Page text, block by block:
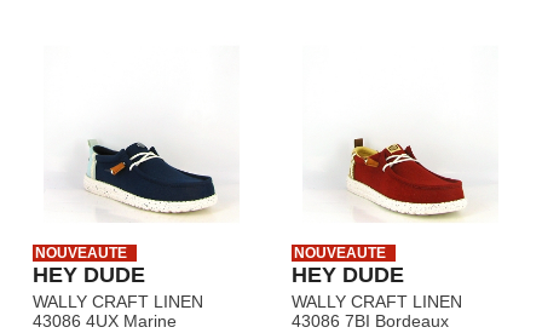
NOUVEAUTE
HEY DUDE
WALLY CRAFT LINEN
43086 4UX Marine
NOUVEAUTE
HEY DUDE
WALLY CRAFT LINEN
43086 7BI Bordeaux